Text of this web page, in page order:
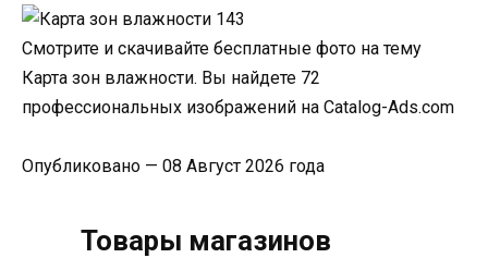
Смотрите и скачивайте бесплатные фото на тему
Карта зон влажности. Вы найдете 72
профессиональных изображений на Catalog-Ads.com
Опубликовано — 08 Август 2026 года
Товары магазинов